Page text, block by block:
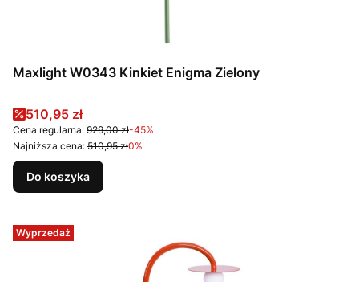
Maxlight W0343 Kinkiet Enigma Zielony
Cena promocyjna
510,95 zł
Cena regularna: 929,00 zł-45%
Najniższa cena: 510,95 zł0%
Do koszyka
Wyprzedaż